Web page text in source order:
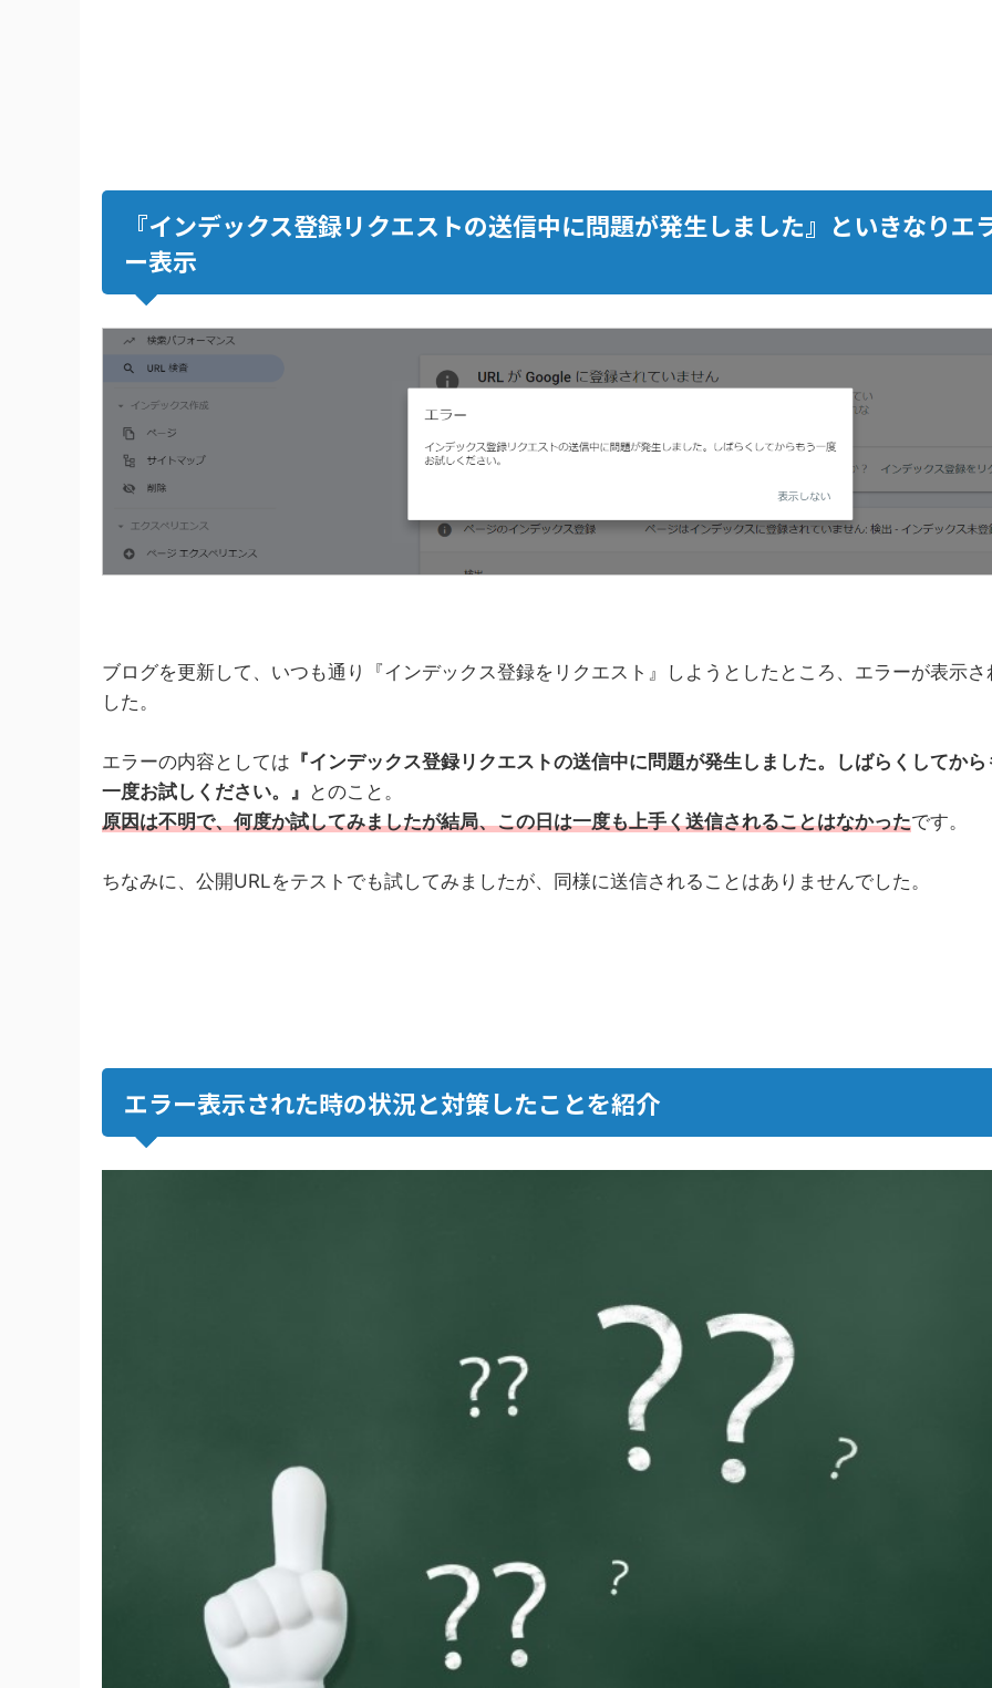
『インデックス登録リクエストの送信中に問題が発生しました』といきなりエ
ー表示
ブログを更新して、いつも通り『インデックス登録をリクエスト』しようとしたところ、エラーが表示さ
した。
エラーの内容としては 『インデックス登録リクエストの送信中に問題が発生しました。しばらくしてから
一度お試しください。』 とのこと。
原因は不明で、何度か試してみましたが結局、この日は一度も上手く送信されることはなかったです。
ちなみに、公開URLをテストでも試してみましたが、同様に送信されることはありませんでした。
エラー表示された時の状況と対策したことを紹介